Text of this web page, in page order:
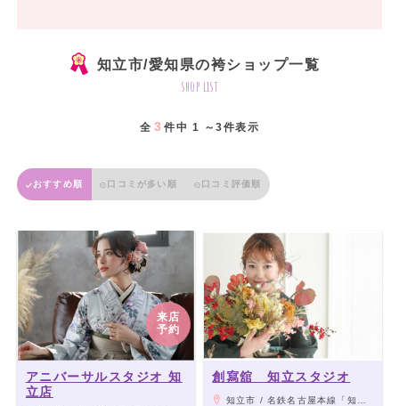
知立市/愛知県の袴ショップ一覧
shop list
全 3 件中 1 ～3件表示
おすすめ順 口コミが多い順 口コミ評価順
来店
予約
アニバーサルスタジオ 知
立店
創寫舘 知立スタジオ
知立市 / 名鉄名古屋本線「知立」駅 から徒歩約8分